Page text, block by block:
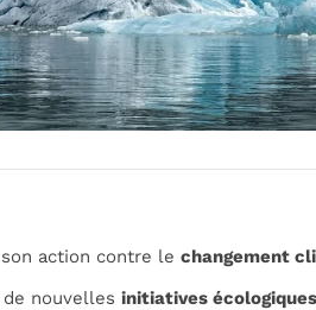
action contre le changement
nouvelles initiatives écologiques